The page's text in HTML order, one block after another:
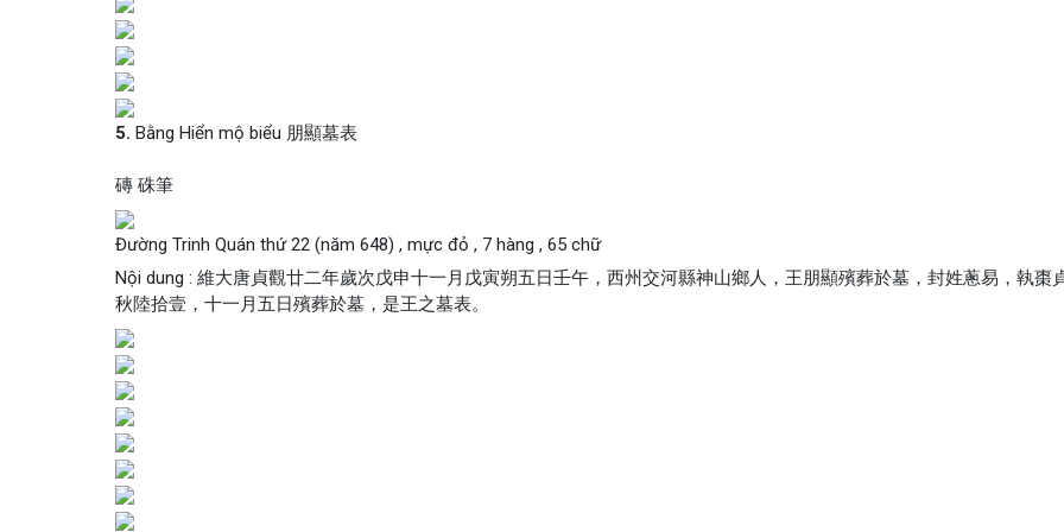
5. Bằng Hiển mộ biểu 朋顯墓表
磚 硃筆
Đường Trinh Quán thứ 22 (năm 648) , mực đỏ , 7 hàng , 65 chữ
Nội dung : 維大唐貞觀廿二年歲次戊申十一月戊寅朔五日壬午，西州交河縣神山鄉人，王朋顯殯葬於墓，封姓蔥易，執棗
秋陸拾壹，十一月五日殯葬於墓，是王之墓表。